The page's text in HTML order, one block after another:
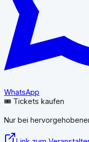
WhatsApp
🎟️ Tickets kaufen
Nur bei